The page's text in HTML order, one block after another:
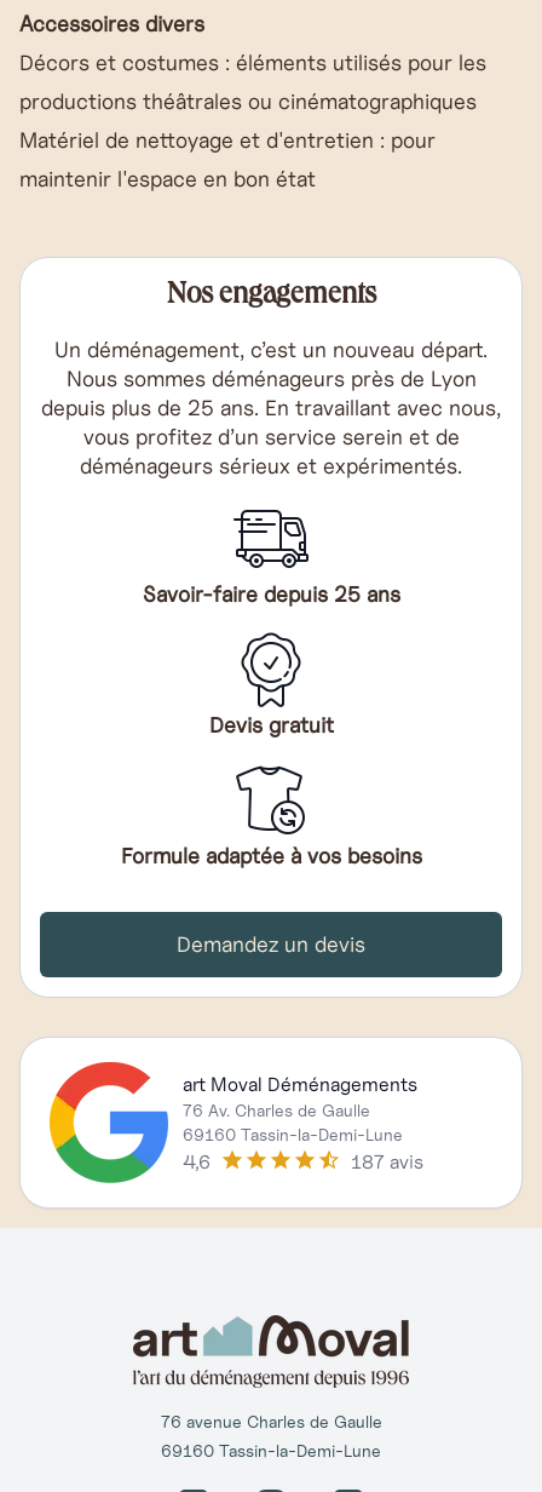
Accessoires divers
Décors et costumes : éléments utilisés pour les
productions théâtrales ou cinématographiques
Matériel de nettoyage et d'entretien : pour
maintenir l'espace en bon état
Nos engagements
Un déménagement, c’est un nouveau départ.
Nous sommes déménageurs près de Lyon
depuis plus de 25 ans. En travaillant avec nous,
vous profitez d’un service serein et de
déménageurs sérieux et expérimentés.
Savoir-faire depuis 25 ans
Devis gratuit
Formule adaptée à vos besoins
Demandez un devis
art Moval Déménagements
76 Av. Charles de Gaulle
69160 Tassin-la-Demi-Lune
4,6 187 avis
76 avenue Charles de Gaulle
69160 Tassin-la-Demi-Lune